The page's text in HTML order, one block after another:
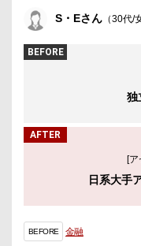
S・Eさん （30代/
BEFORE
独
AFTER
[
日系大手
BEFORE 金融